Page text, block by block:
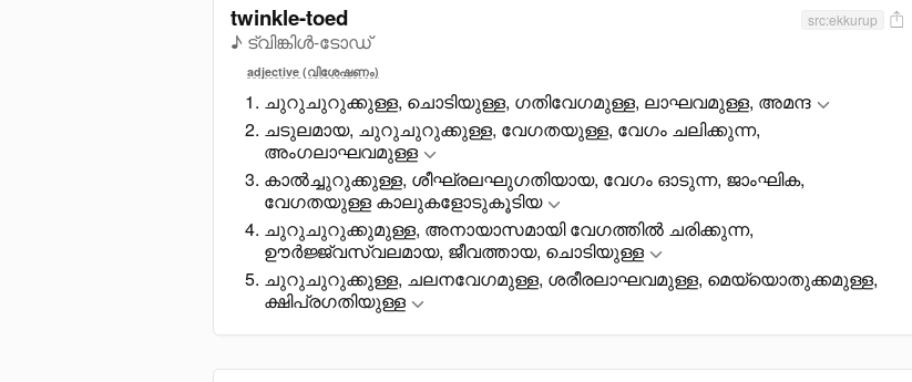
twinkle-toed
♪ ട്വിങ്കിൾ-ടോഡ്
src:ekkurup
adjective (വിശേഷണം)
ചുറുചുറുക്കുള്ള, ചൊടിയുള്ള, ഗതിവേഗമുള്ള, ലാഘവമുള്ള, അമന്ദ
ചടുലമായ, ചുറുചുറുക്കുള്ള, വേഗതയുള്ള, വേഗം ചലിക്കുന്ന,
അംഗലാഘവമുള്ള
കാൽച്ചുറുക്കുള്ള, ശീഘ്രലഘുഗതിയായ, വേഗം ഓടുന്ന, ജാംഘിക,
വേഗതയുള്ള കാലുകളോടുകൂടിയ
ചുറുചുറുക്കുമുള്ള, അനായാസമായി വേഗത്തിൽ ചരിക്കുന്ന,
ഊർജ്ജ്വസ്വലമായ, ജീവത്തായ, ചൊടിയുള്ള
ചുറുചുറുക്കുള്ള, ചലനവേഗമുള്ള, ശരീരലാഘവമുള്ള, മെയ്യൊതുക്കമുള്ള,
ക്ഷിപ്രഗതിയുള്ള